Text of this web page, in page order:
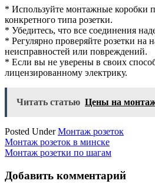
* Используйте монтажные коробки
конкретного типа розетки.
* Убедитесь, что все соединения
* Регулярно проверяйте розетки на
неисправностей или повреждений.
* Если вы не уверены в своих
лицензированному электрику.
Читать статью Цены на монтаж
Posted UnderМонтаж розеток
Навигация
по
записям
Монтаж розеток в минске
Монтаж розетки по шагам
Добавить комментарий